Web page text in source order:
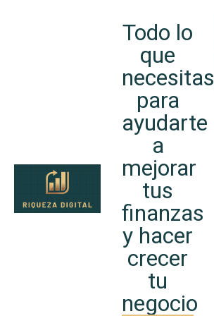
Todo lo
que
necesitas
para
ayudarte
a
mejorar
tus
finanzas
y hacer
crecer
tu
negocio